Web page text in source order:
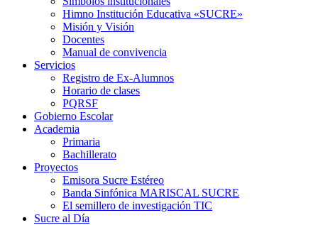
Himno Institución Educativa «SUCRE»
Misión y Visión
Docentes
Manual de convivencia
Servicios
Registro de Ex-Alumnos
Horario de clases
PQRSF
Gobierno Escolar
Academia
Primaria
Bachillerato
Proyectos
Emisora Sucre Estéreo
Banda Sinfónica MARISCAL SUCRE
El semillero de investigación TIC
Sucre al Día